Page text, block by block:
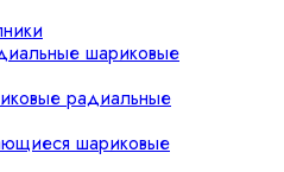
шариковые
радиальные
шариковые